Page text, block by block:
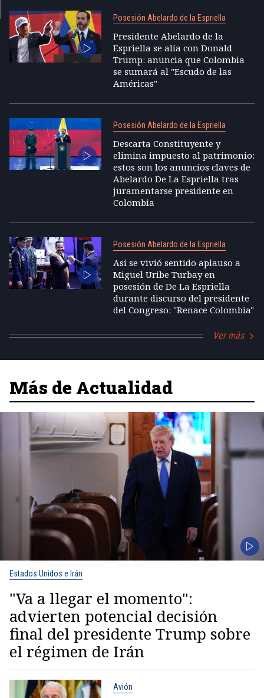
Posesión Abelardo de la Espriella
Presidente Abelardo de la
Espriella se alía con Donald
Trump: anuncia que Colombia
se sumará al "Escudo de las
Américas"
Posesión Abelardo de la Espriella
Descarta Constituyente y
elimina impuesto al patrimonio:
estos son los anuncios claves de
Abelardo De La Espriella tras
juramentarse presidente en
Colombia
Posesión Abelardo de la Espriella
Así se vivió sentido aplauso a
Miguel Uribe Turbay en
posesión de De La Espriella
durante discurso del presidente
del Congreso: "Renace Colombia"
Ver más
Más de Actualidad
Estados Unidos e Irán
"Va a llegar el momento":
advierten potencial decisión
final del presidente Trump sobre
el régimen de Irán
Avión